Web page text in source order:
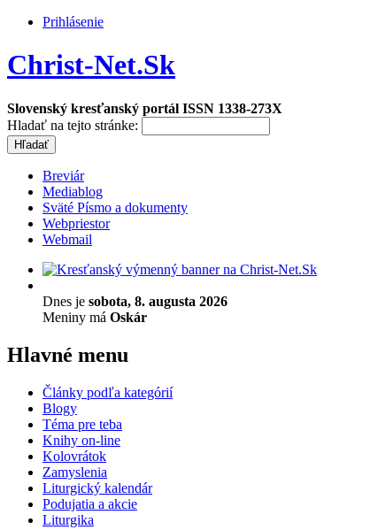
Prihlásenie
Christ-Net.Sk
Slovenský kresťanský portál ISSN 1338-273X
Hladať na tejto stránke:
Breviár
Mediablog
Sväté Písmo a dokumenty
Webpriestor
Webmail
Dnes je sobota, 8. augusta 2026
Meniny má Oskár
Hlavné menu
Články podľa kategórií
Blogy
Téma pre teba
Knihy on-line
Kolovrátok
Zamyslenia
Liturgický kalendár
Podujatia a akcie
Liturgika